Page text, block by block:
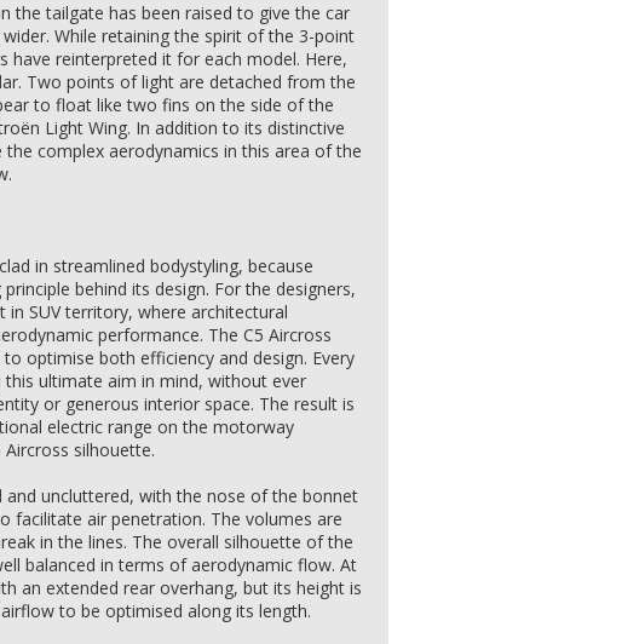
the tailgate has been raised to give the car
While retaining the spirit of the 3-point
have reinterpreted it for each model. Here,
Two points of light are detached from the
to float like two fins on the side of the
Light Wing. In addition to its distinctive
complex aerodynamics in this area of the
in streamlined bodystyling, because
behind its design. For the designers,
SUV territory, where architectural
performance. The C5 Aircross
optimise both efficiency and design. Every
ultimate aim in mind, without ever
or generous interior space. The result is
electric range on the motorway
silhouette.
uncluttered, with the nose of the bonnet
facilitate air penetration. The volumes are
in the lines. The overall silhouette of the
balanced in terms of aerodynamic flow. At
an extended rear overhang, but its height is
to be optimised along its length.